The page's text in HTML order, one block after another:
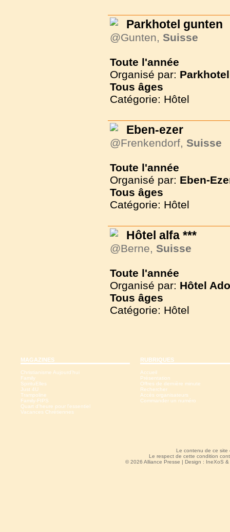
Parkhotel gunten
@Gunten, Suisse
Toute l'année
Organisé par:
Tous âges
Catégorie: Hôtel
Eben-ezer
@Frenkendorf, Suisse
Toute l'année
Organisé par: Eben-
Tous âges
Catégorie: Hôtel
Hôtel alfa ***
@Berne, Suisse
Toute l'année
Organisé par: Hôtel
Tous âges
Catégorie: Hôtel
MAGAZINES
Christianisme Aujourd'hui
Family
SpirituElles
Just 4U
Trampoline
Family-FIPS
Quart d'heure pour l'essentiel
Vacances Chrétiennes
RUBRIQUES
Accueil
Présentation
Offres de dernière minute
Rechercher
Accès organisateurs
Commander un numéro
Le contenu de ce site
Le respect de cette condition
© 2026 Alliance Presse | Design : IneXoS &